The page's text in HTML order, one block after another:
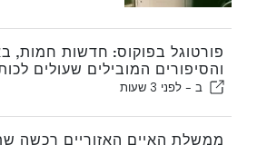
פורטוגל בפוקוס: חדשות חמות,
והסיפורים המובילים שעולים
ב - לפני 3 שעות
ממשלת האיים האזוריים רכשה